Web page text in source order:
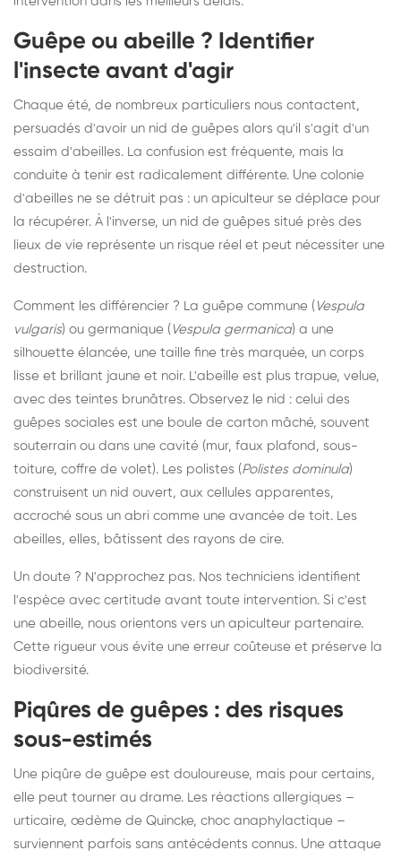
Guêpe ou abeille ? Identifier
l'insecte avant d'agir
Chaque été, de nombreux particuliers nous contactent,
persuadés d'avoir un nid de guêpes alors qu'il s'agit d'un
essaim d'abeilles. La confusion est fréquente, mais la
conduite à tenir est radicalement différente. Une colonie
d'abeilles ne se détruit pas : un apiculteur se déplace pour
la récupérer. À l'inverse, un nid de guêpes situé près des
lieux de vie représente un risque réel et peut nécessiter une
destruction.
Comment les différencier ? La guêpe commune ( Vespula
vulgaris) ou germanique ( Vespula germanica) a une
silhouette élancée, une taille fine très marquée, un corps
lisse et brillant jaune et noir. L'abeille est plus trapue, velue,
avec des teintes brunâtres. Observez le nid : celui des
guêpes sociales est une boule de carton mâché, souvent
souterrain ou dans une cavité (mur, faux plafond, sous-
toiture, coffre de volet). Les polistes (Polistes dominula)
construisent un nid ouvert, aux cellules apparentes,
accroché sous un abri comme une avancée de toit. Les
abeilles, elles, bâtissent des rayons de cire.
Un doute ? N'approchez pas. Nos techniciens identifient
l'espèce avec certitude avant toute intervention. Si c'est
une abeille, nous orientons vers un apiculteur partenaire.
Cette rigueur vous évite une erreur coûteuse et préserve la
biodiversité.
Piqûres de guêpes : des risques
sous-estimés
Une piqûre de guêpe est douloureuse, mais pour certains,
elle peut tourner au drame. Les réactions allergiques –
urticaire, œdème de Quincke, choc anaphylactique –
surviennent parfois sans antécédents connus. Une attaque